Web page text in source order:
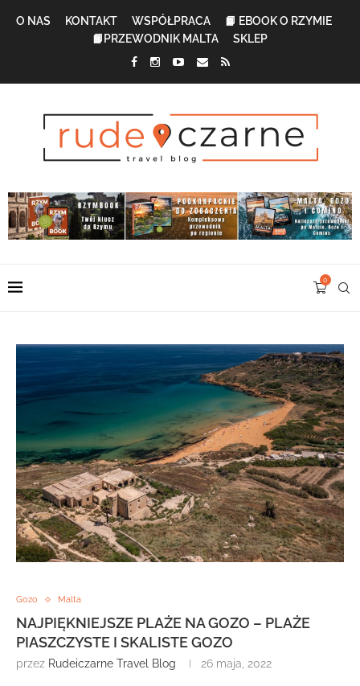
O NAS KONTAKT WSPÓŁPRACA
📙 EBOOK O RZYMIE
📙PRZEWODNIK MALTA
SKLEP
0
Gozo Malta
NAJPIĘKNIEJSZE PLAŻE NA GOZO – PLAŻE
PIASZCZYSTE I SKALISTE GOZO
przez Rudeiczarne Travel Blog 26 maja, 2022